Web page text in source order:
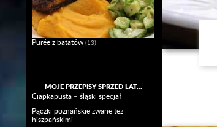
Purée z batatów (13)
MOJE PRZEPISY SPRZED LAT…
Ciapkapusta – śląski specjał
Pączki poznańskie zwane też
hiszpańskimi